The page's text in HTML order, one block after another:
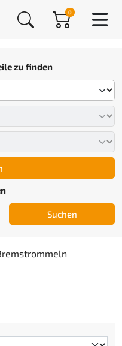
0
zu finden
Suchen